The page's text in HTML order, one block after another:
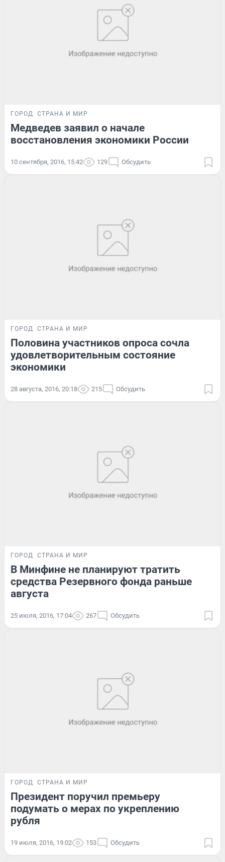
ГОРОД СТРАНА И МИР
Медведев заявил о начале
восстановления экономики России
10 сентября, 2016, 15:42 129 Обсудить
ГОРОД СТРАНА И МИР
Половина участников опроса сочла
удовлетворительным состояние
экономики
28 августа, 2016, 20:18 215 Обсудить
ГОРОД СТРАНА И МИР
В Минфине не планируют тратить
средства Резервного фонда раньше
августа
25 июля, 2016, 17:04 267 Обсудить
ГОРОД СТРАНА И МИР
Президент поручил премьеру
подумать о мерах по укреплению
рубля
19 июля, 2016, 19:02 153 Обсудить